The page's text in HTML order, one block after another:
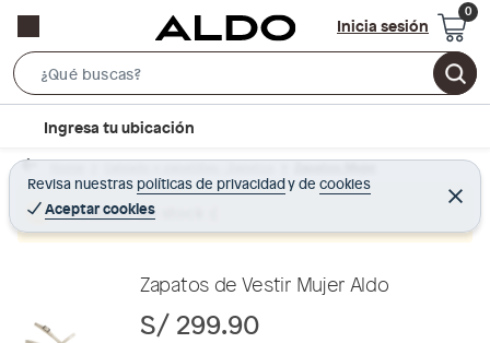
Inicia sesión
e
r
c
B
r
c
t
Ingresa tu ubicación
Revisa nuestras políticas de privacidadyde cookies
Aceptar cookies
C
e
r
Home Calzado y zapatillas - Zapatos Zapatos Mujer
Producto sin stock :(
Zapatos de Vestir Mujer Aldo
S/ 299.90